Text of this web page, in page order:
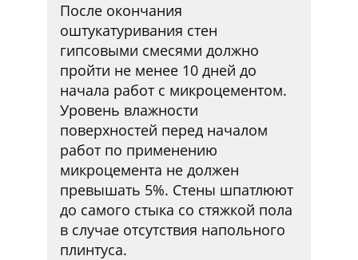
После окончания
оштукатуривания стен
гипсовыми смесями должно
пройти не менее 10 дней до
начала работ с микроцементом.
Уровень влажности
поверхностей перед началом
работ по применению
микроцемента не должен
превышать 5%. Стены шпатлюют
до самого стыка со стяжкой пола
в случае отсутствия напольного
плинтуса.